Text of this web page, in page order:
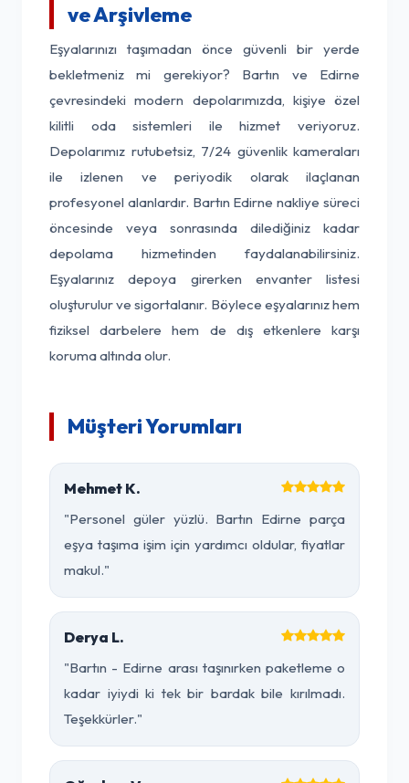
ve Arşivleme
Eşyalarınızı taşımadan önce güvenli bir yerde
bekletmeniz mi gerekiyor? Bartın ve Edirne
çevresindeki modern depolarımızda, kişiye özel
kilitli oda sistemleri ile hizmet veriyoruz.
Depolarımız rutubetsiz, 7/24 güvenlik kameraları
ile izlenen ve periyodik olarak ilaçlanan
profesyonel alanlardır. Bartın Edirne nakliye süreci
öncesinde veya sonrasında dilediğiniz kadar
depolama hizmetinden faydalanabilirsiniz.
Eşyalarınız depoya girerken envanter listesi
oluşturulur ve sigortalanır. Böylece eşyalarınız hem
fiziksel darbelere hem de dış etkenlere karşı
koruma altında olur.
Müşteri Yorumları
Mehmet K.
"Personel güler yüzlü. Bartın Edirne parça
eşya taşıma işim için yardımcı oldular, fiyatlar
makul."
Derya L.
"Bartın - Edirne arası taşınırken paketleme o
kadar iyiydi ki tek bir bardak bile kırılmadı.
Teşekkürler."